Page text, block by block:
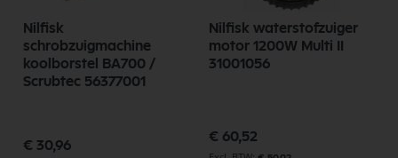
Nilfisk
schrobzuigmachine
koolborstel BA700 /
Scrubtec 56377001
€ 30,96
Nilfisk waterstofzuiger
motor 1200W Multi II
31001056
€ 60,52